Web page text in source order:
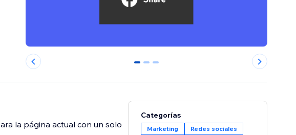
0 1 2
la página actual con un solo
Categorías
Marketing Redes sociales